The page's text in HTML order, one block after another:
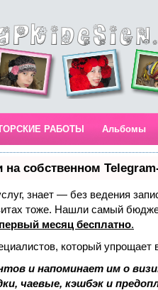
РАБОТЫ Альбомы
на собственном
знает — без ведения
тоже. Нашли самый
первый месяц бесплатно.
который упрощает
и напоминает им о
чаевые, кэшбэк и